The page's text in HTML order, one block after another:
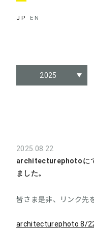
JP EN
2025
2025.08.22
architecturephotoに
ました。
皆さま是非、リンク先
architecturephoto 8/